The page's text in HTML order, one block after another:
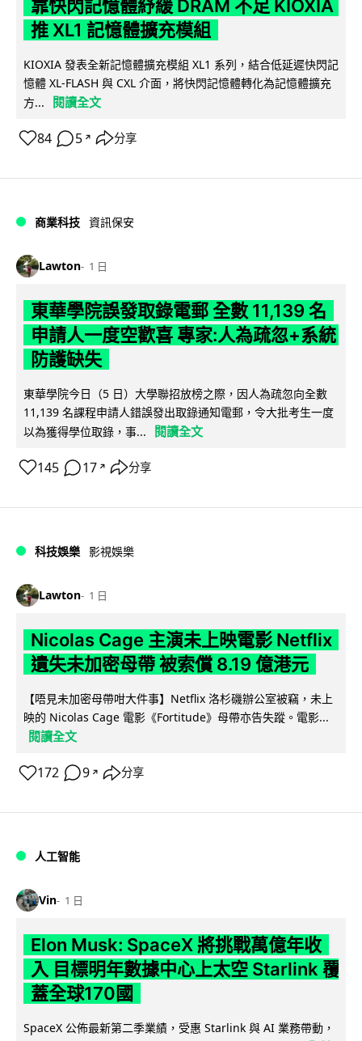
靠快閃記憶體紓緩 DRAM 不足 KIOXIA
推 XL1 記憶體擴充模組
KIOXIA 發表全新記憶體擴充模組 XL1 系列，結合低延遲快閃記
憶體 XL-FLASH 與 CXL 介面，將快閃記憶體轉化為記憶體擴充
方...
閱讀全文
84 5 ↗ 分享
商業科技 資訊保安
Lawton 1 日
東華學院誤發取錄電郵 全數 11,139 名
申請人一度空歡喜 專家:人為疏忽+系統
防護缺失
東華學院今日（5 日）大學聯招放榜之際，因人為疏忽向全數
11,139 名課程申請人錯誤發出取錄通知電郵，令大批考生一度
以為獲得學位取錄，事...
閱讀全文
145 17 ↗ 分享
科技娛樂 影視娛樂
Lawton 1 日
Nicolas Cage 主演未上映電影 Netflix
遺失未加密母帶 被索償 8.19 億港元
【唔見未加密母帶咁大件事】Netflix 洛杉磯辦公室被竊，未上
映的 Nicolas Cage 電影《Fortitude》母帶亦告失蹤。電影...
閱讀全文
172 9 ↗ 分享
人工智能
Vin 1 日
Elon Musk: SpaceX 將挑戰萬億年收
入 目標明年數據中心上太空 Starlink 覆
蓋全球170國
SpaceX 公佈最新第二季業績，受惠 Starlink 與 AI 業務帶動，